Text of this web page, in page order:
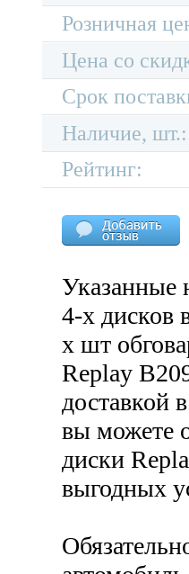
Розничная
Цена со
Срок
Наличие, шт.:
Рейтинг:
Указанные
4-х дисков
х шт
Replay
доставкой
вы можете
диски
выгодных